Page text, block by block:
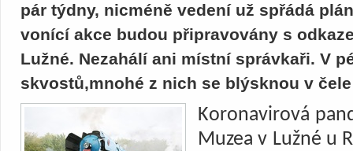
pár týdny, nicméně vedení už spřádá
vonící akce budou připravovány s
Lužné. Nezahálí ani místní správkaři. V
skvostů,mnohé z nich se blýsknou v
Koronavirová
Muzea v Lužné u